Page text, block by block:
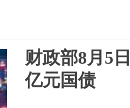
财政部8月5
亿元国债